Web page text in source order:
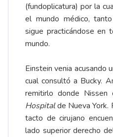
(fundoplicatura) por la
el mundo médico,
sigue practicándose en
mundo.
Einstein venia acusando
cual consultó a Bucky.
remitirlo donde Nissen
Hospitalde Nueva York.
tacto de cirujano
lado superior derecho